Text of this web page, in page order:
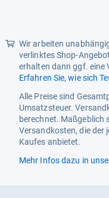
Produktart
Produktlinie
Wir arbeiten
verlinktes Shop-
erhalten dann ggf. eine
Erfahren Sie, wie sich
Alle Preise sind
Umsatzsteuer.
berechnet. Maßgeblich
Versandkosten, die der
Kaufes anbietet.
Mehr Infos dazu in